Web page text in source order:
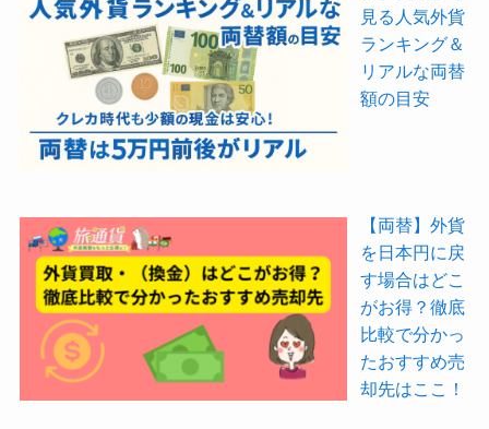
見る人気外貨
ランキング＆
リアルな両替
額の目安
【両替】外貨
を日本円に戻
す場合はどこ
がお得？徹底
比較で分かっ
たおすすめ売
却先はここ！